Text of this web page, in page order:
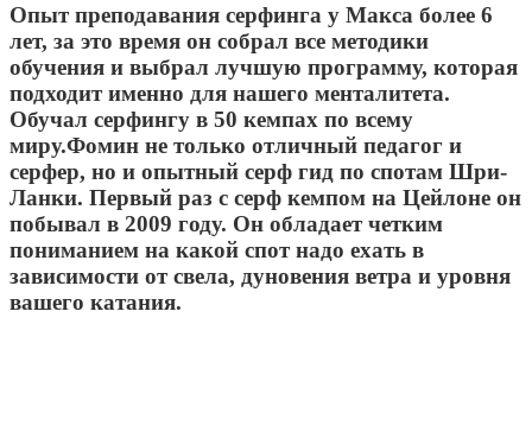
Опыт преподавания серфинга у Макса более 6
лет, за это время он собрал все методики
обучения и выбрал лучшую программу, которая
подходит именно для нашего менталитета.
Обучал серфингу в 50 кемпах по всему
миру.Фомин не только отличный педагог и
серфер, но и опытный серф гид по спотам Шри-
Ланки. Первый раз с серф кемпом на Цейлоне он
побывал в 2009 году. Он обладает четким
пониманием на какой спот надо ехать в
зависимости от свела, дуновения ветра и уровня
вашего катания.